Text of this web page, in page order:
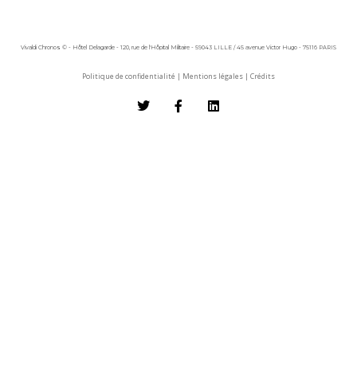
Vivaldi Chronos © - Hôtel Delagarde - 120, rue de l'Hôpital Militaire - 59043 LILLE / 45 avenue Victor Hugo - 75116 PARIS
Politique de confidentialité | Mentions légales | Crédits